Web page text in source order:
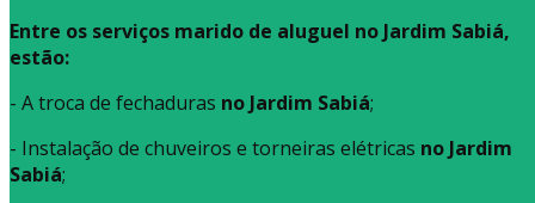
Entre os serviços marido de aluguel no Jardim Sabiá,
estão:
- A troca de fechaduras no Jardim Sabiá;
- Instalação de chuveiros e torneiras elétricas no Jardim
Sabiá;